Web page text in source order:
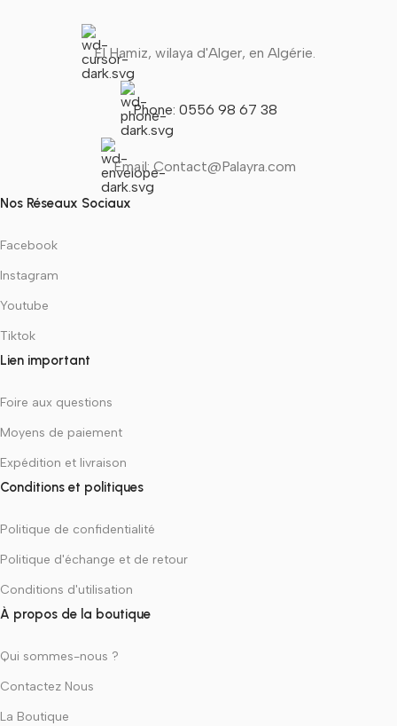
El Hamiz, wilaya d'Alger, en Algérie.
Phone: 0556 98 67 38
Email: Contact@Palayra.com
Nos Réseaux Sociaux
Facebook
Instagram
Youtube
Tiktok
Lien important
Foire aux questions
Moyens de paiement
Expédition et livraison
Conditions et politiques
Politique de confidentialité
Politique d'échange et de retour
Conditions d'utilisation
À propos de la boutique
Qui sommes-nous ?
Contactez Nous
La Boutique